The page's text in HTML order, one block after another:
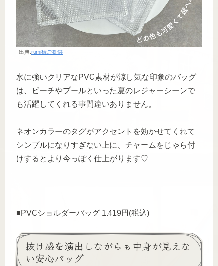
出典:rumi様ご提供
水に強いクリアなPVC素材が涼し気な印象のバッグ
は、ビーチやプールといった夏のレジャーシーンで
も活躍してくれる事間違いありません。
ネオンカラーのタグがアクセントを効かせてくれて
シンプルになりすぎない上に、チャームをじゃら付
けするとより今っぽく仕上がります♡
■PVCショルダーバッグ 1,419円(税込)
抜け感を演出しながらも中身が見えな
い安心バッグ